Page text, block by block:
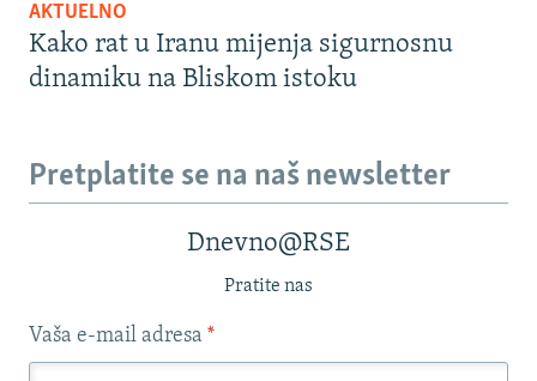
AKTUELNO
Kako rat u Iranu mijenja sigurnosnu
dinamiku na Bliskom istoku
Pretplatite se na naš newsletter
Dnevno@RSE
Pratite nas
Vaša e-mail adresa *